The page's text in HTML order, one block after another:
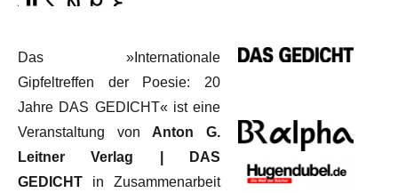
Das »Internationale
Gipfeltreffen der Poesie: 20
Jahre DAS GEDICHT« ist eine
Veranstaltung von Anton G.
Leitner Verlag | DAS
GEDICHT in Zusammenarbeit